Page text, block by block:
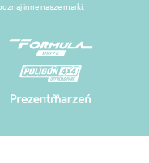
inne nasze marki: